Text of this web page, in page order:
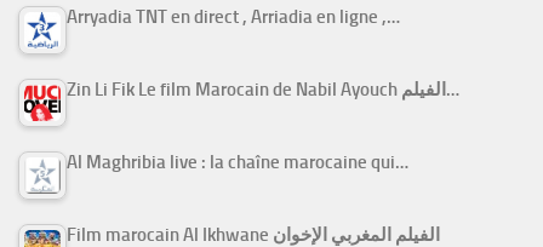
Arryadia TNT en direct , Arriadia en ligne ,…
Zin Li Fik Le film Marocain de Nabil Ayouch الفيلم…
Al Maghribia live : la chaîne marocaine qui…
Film marocain Al Ikhwane الفيلم المغربي الإخوان